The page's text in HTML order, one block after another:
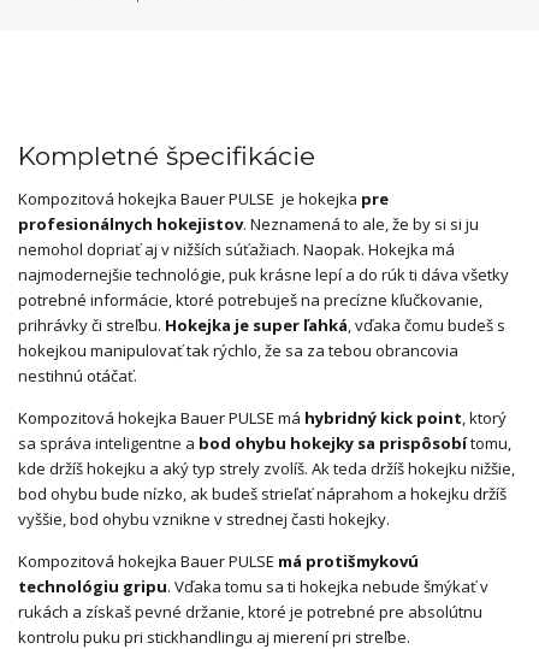
Kompletné špecifikácie
Kompozitová hokejka Bauer PULSE je hokejka pre
profesionálnych hokejistov. Neznamená to ale, že by si si ju
nemohol dopriať aj v nižších súťažiach. Naopak. Hokejka má
najmodernejšie technológie, puk krásne lepí a do rúk ti dáva všetky
potrebné informácie, ktoré potrebuješ na precízne kľučkovanie,
prihrávky či streľbu. Hokejka je super ľahká, vďaka čomu budeš s
hokejkou manipulovať tak rýchlo, že sa za tebou obrancovia
nestihnú otáčať.
Kompozitová hokejka Bauer PULSE má hybridný kick point, ktorý
sa správa inteligentne a bod ohybu hokejky sa prispôsobítomu,
kde držíš hokejku a aký typ strely zvolíš. Ak teda držíš hokejku nižšie,
bod ohybu bude nízko, ak budeš strieľať náprahom a hokejku držíš
vyššie, bod ohybu vznikne v strednej časti hokejky.
Kompozitová hokejka Bauer PULSE má protišmykovú
technológiu gripu. Vďaka tomu sa ti hokejka nebude šmýkať v
rukách a získaš pevné držanie, ktoré je potrebné pre absolútnu
kontrolu puku pri stickhandlingu aj mierení pri streľbe.